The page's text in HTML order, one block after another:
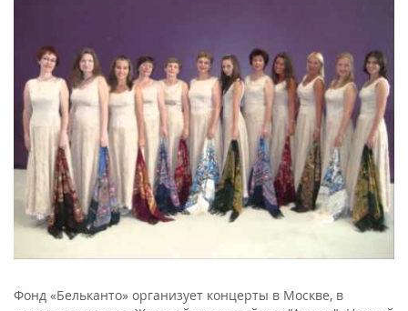
Фонд «Бельканто» организует концерты в Москве, в